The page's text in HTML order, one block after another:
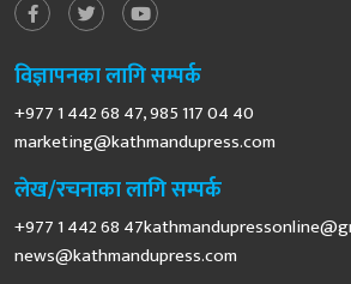
विज्ञापनका लागि सम्पर्क
+977 1 442 68 47, 985 117 04 40
marketing@kathmandupress.com
लेख/रचनाका लागि सम्पर्क
+977 1 442 68
news@kathmandupress.com